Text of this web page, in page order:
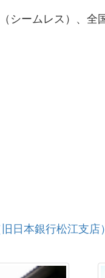
シームレス）、全
日本銀行松江支店